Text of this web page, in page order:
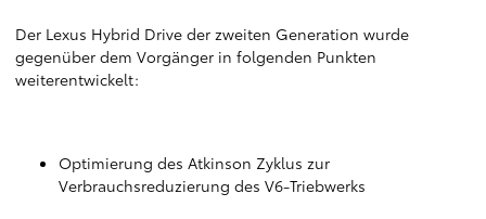
Der Lexus Hybrid Drive der zweiten Generation wurde
gegenüber dem Vorgänger in folgenden Punkten
weiterentwickelt:
Optimierung des Atkinson Zyklus zur
Verbrauchsreduzierung des V6-Triebwerks